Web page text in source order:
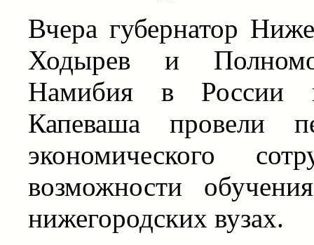
Вчера губернатор
Ходырев и
Намибия в России
Капеваша провели
экономического
возможности
нижегородских вузах.